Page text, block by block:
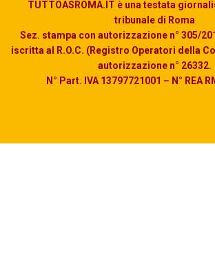
TUTTOASROMA.IT è una testata
tribunale di Roma
Sez. stampa con autorizzazione n° 305/
iscritta al R.O.C. (Registro Operatori della
autorizzazione n° 26332.
N° Part. IVA 13797721001 – N° REA